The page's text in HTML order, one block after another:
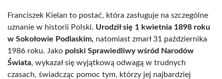
Franciszek Kielan to postać, która zasługuje na szczególne
uznanie w historii Polski. Urodził się 1 kwietnia 1898 roku
w Sokołowie Podlaskim, natomiast zmarł 31 października
1986 roku. Jako polski Sprawiedliwy wśród Narodów
Świata, wykazał się wyjątkową odwagą w trudnych
czasach, świadcząc pomoc tym, którzy jej najbardziej